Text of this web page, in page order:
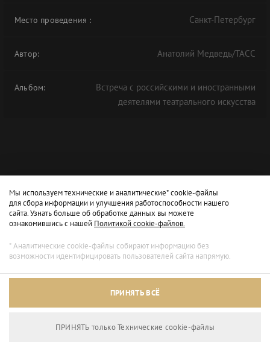
Архивный режим
Место проведения : Санкт-Петербург
Автор: Анатолий Медведь/ТАСС
Альбом:
Встреча с российскими и иностранными
деятелями театрального искусства
Мы используем технические и аналитические* cookie-файлы
для сбора информации и улучшения работоспособности нашего
сайта. Узнать больше об обработке данных вы можете
ознакомившись с нашей Политикой cookie-файлов.
* Аналитические cookie-файлы собирают информацию без
возможности идентифицировать пользователей сайта напрямую.
ПРИНЯТЬ ВСЁ
ПРИНЯТЬ только Технические сookie-файлы